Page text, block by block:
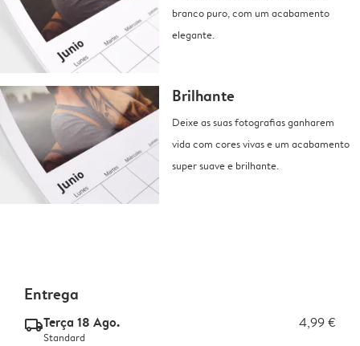
branco puro, com um acabamento
elegante.
Brilhante
Deixe as suas fotografias ganharem
vida com cores vivas e um acabamento
super suave e brilhante.
Entrega
delivery_standard_v2Terça 18 Ago. 4,99 €
Standard